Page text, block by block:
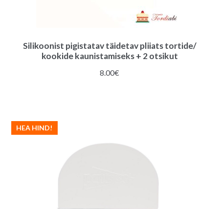
Silikoonist pigistatav täidetav pliiats tortide/
kookide kaunistamiseks + 2 otsikut
8.00€
HEA HIND!